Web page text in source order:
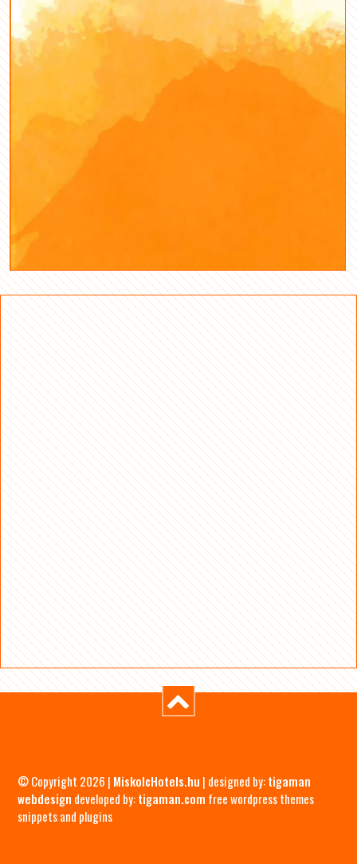
© Copyright 2026 | MiskolcHotels.hu | designed by:tigaman
webdesign developed by:tigaman.com free wordpress themes
snippets and plugins